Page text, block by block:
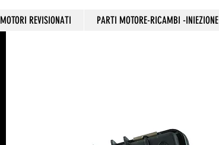
MOTORI REVISIONATI PARTI MOTORE-RICAMBI -INIEZIONE